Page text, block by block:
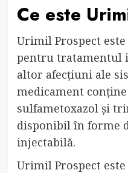
Ce este
Urimil Prospect
pentru tratamentul
altor afecțiuni ale
medicament
sulfametoxazol și
disponibil în forme
injectabilă.
Urimil Prospect